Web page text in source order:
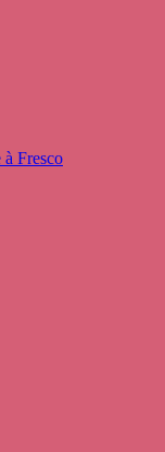
à Fresco